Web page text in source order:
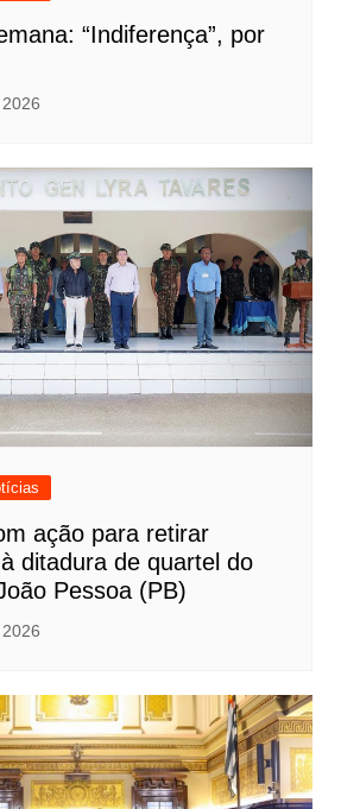
“Indiferença”, por
ação para retirar
ditadura de quartel do
Pessoa (PB)